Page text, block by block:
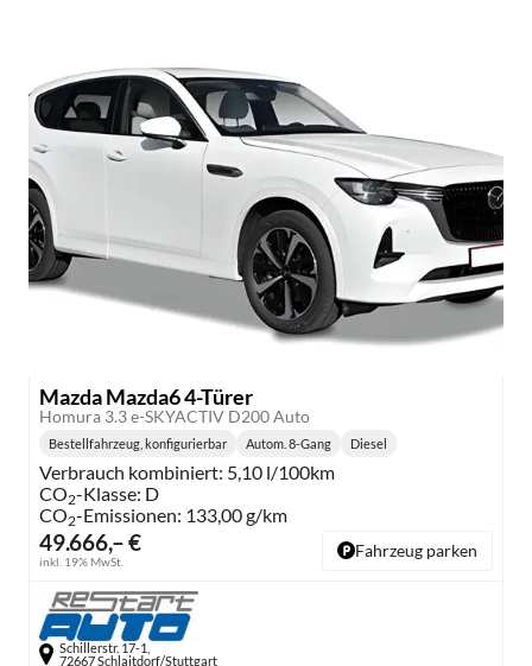
Mazda Mazda6 4-Türer
Homura 3.3 e-SKYACTIV D200 Auto
49.666,– €
inkl. 19% MwSt.
Bestellfahrzeug, konfigurierbar
Getriebe:
Autom. 8-Gang
Kraftstoff:
Diesel
Verbrauch kombiniert: 5,10 l/100km
CO2-Klasse: D
CO2-Emissionen: 133,00 g/km
Fahrzeug parken
Schillerstr. 17-1,
72667 Schlaitdorf/Stuttgart